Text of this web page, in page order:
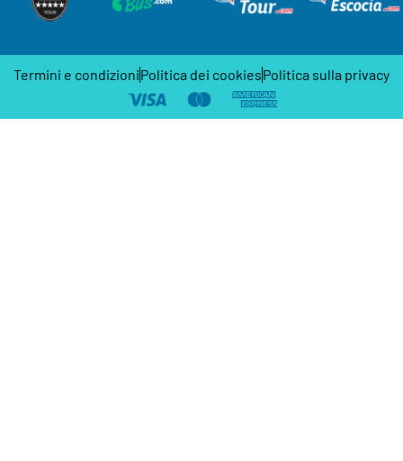
Termini e condizioniPolitica dei cookiesPolitica sulla privacy